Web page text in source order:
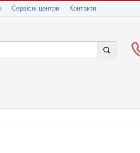
Сервісні центри Контакти